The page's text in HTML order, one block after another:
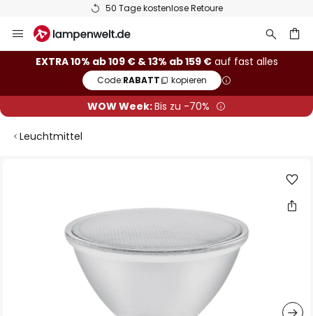
50 Tage kostenlose Retoure
Inhalt
springen
EXTRA 10% ab 109 € & 13% ab 159 €auf fast alles
Code:RABATT kopieren
WOW Week:Bis zu -70%
Leuchtmittel